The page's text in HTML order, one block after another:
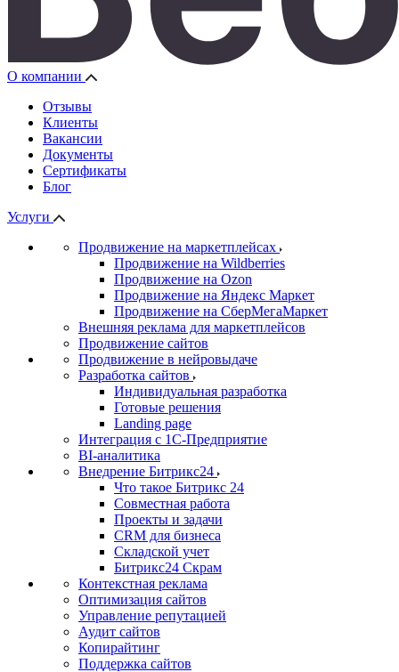
О компании
Отзывы
Клиенты
Вакансии
Документы
Сертификаты
Блог
Услуги
Продвижение на маркетплейсах
Продвижение на Wildberries
Продвижение на Ozon
Продвижение на Яндекс Маркет
Продвижение на СберМегаМаркет
Внешняя реклама для маркетплейсов
Продвижение сайтов
Продвижение в нейровыдаче
Разработка сайтов
Индивидуальная разработка
Готовые решения
Landing page
Интеграция с 1С-Предприятие
BI-аналитика
Внедрение Битрикс24
Что такое Битрикс 24
Совместная работа
Проекты и задачи
СRМ для бизнеса
Складской учет
Битрикс24 Скрам
Контекстная реклама
Оптимизация сайтов
Управление репутацией
Аудит сайтов
Копирайтинг
Поддержка сайтов